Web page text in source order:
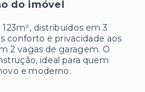
do imóvel
distribuídos em 3
conforto e privacidade aos
2 vagas de garagem. O
ideal para quem
e moderno.